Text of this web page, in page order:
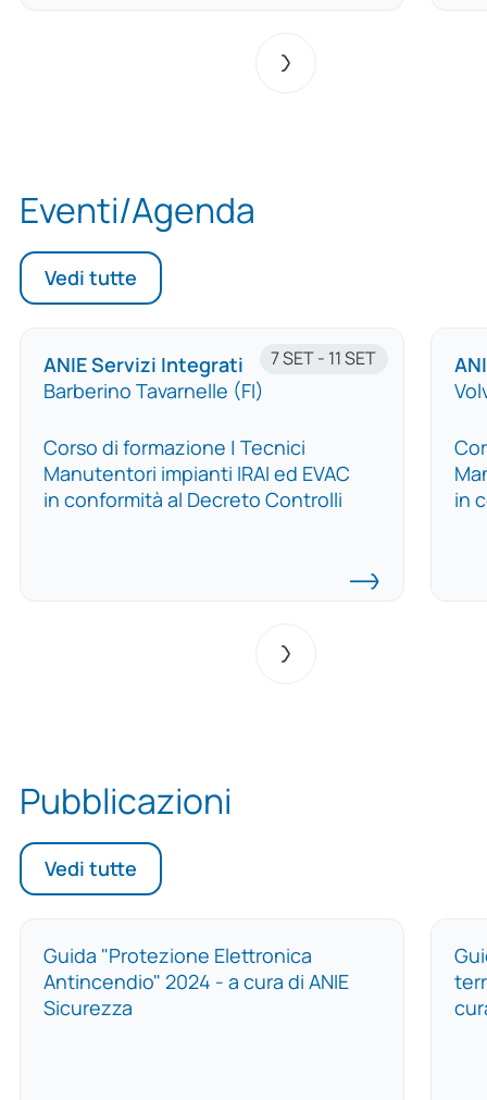
Eventi/Agenda
Vedi tutte
ANIE Servizi Integrati
Barberino Tavarnelle (FI)
Corso di formazione | Tecnici
Manutentori impianti IRAI ed EVAC
in conformità al Decreto Controlli
7 SET - 11 SET
in
Pubblicazioni
Vedi tutte
Guida "Protezione Elettronica
Antincendio" 2024 - a cura di ANIE
Sicurezza